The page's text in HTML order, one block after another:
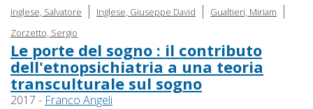
Inglese, Salvatore | Inglese, Giuseppe David | Gualtieri, Miriam |
Zorzetto, Sergio
Le porte del sogno : il contributo
dell'etnopsichiatria a una teoria
transculturale sul sogno
2017 - Franco Angeli